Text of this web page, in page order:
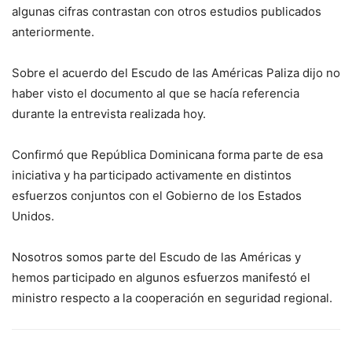
algunas cifras contrastan con otros estudios publicados
anteriormente.
Sobre el acuerdo del Escudo de las Américas Paliza dijo no
haber visto el documento al que se hacía referencia
durante la entrevista realizada hoy.
Confirmó que República Dominicana forma parte de esa
iniciativa y ha participado activamente en distintos
esfuerzos conjuntos con el Gobierno de los Estados
Unidos.
Nosotros somos parte del Escudo de las Américas y
hemos participado en algunos esfuerzos manifestó el
ministro respecto a la cooperación en seguridad regional.